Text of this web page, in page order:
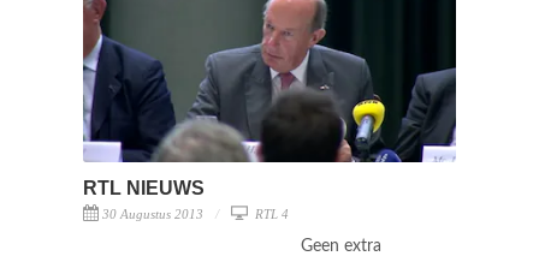
RTL NIEUWS
30 Augustus 2013 RTL 4
Geen extra